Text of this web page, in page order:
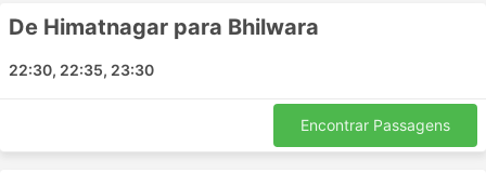
Udaipur
Principais Destinos da Pooja Travels A
Os ônibus da Pooja Travels A percorre várias rotas e
aqui está a lista de algumas das mais populares:
De Himatnagar para Bhilwara
22:30, 22:35, 23:30
Encontrar Passagens